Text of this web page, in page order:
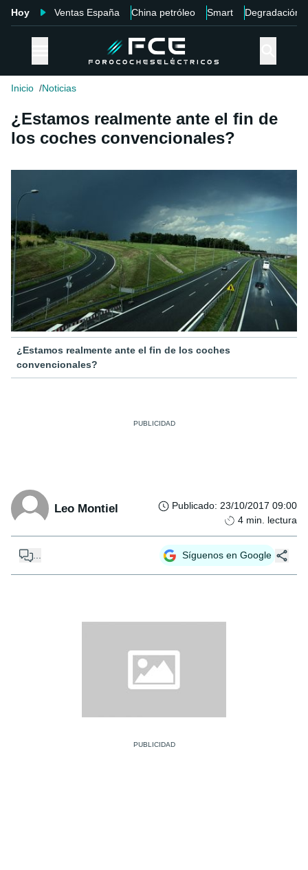
Hoy Ventas España China petróleo Smart Degradación
Inicio Noticias
¿Estamos realmente ante el fin de
los coches convencionales?
¿Estamos realmente ante el fin de los coches
convencionales?
Leo Montiel Publicado: 23/10/2017 09:00
4 min. lectura
Síguenos en Google